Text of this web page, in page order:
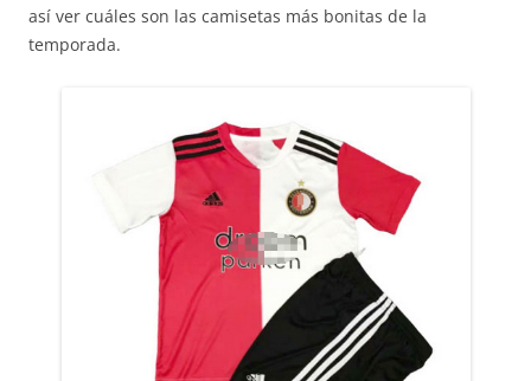
así ver cuáles son las camisetas más bonitas de la
temporada.